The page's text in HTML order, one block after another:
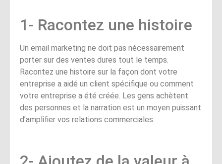
1- Racontez une histoire
Un email marketing ne doit pas nécessairement
porter sur des ventes dures tout le temps.
Racontez une histoire sur la façon dont votre
entreprise a aidé un client spécifique ou comment
votre entreprise a été créée. Les gens achètent
des personnes et la narration est un moyen puissant
d’amplifier vos relations commerciales.